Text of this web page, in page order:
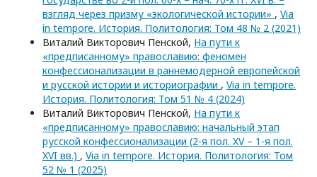
взгляд через призму «экологической истории» , Via
in tempore. История. Политология: Том 48 № 2 (2021)
Виталий Викторович Пенской, На пути к
«предписанному» православию: феномен
конфессионализации в раннемодерной европейской
и русской истории и историографии , Via in tempore.
История. Политология: Том 51 № 4 (2024)
Виталий Викторович Пенской, На пути к
«предписанному» православию: начальный этап
русской конфессионализации (2-я пол. XV – 1-я пол.
XVI вв.) , Via in tempore. История. Политология: Том
52 № 1 (2025)